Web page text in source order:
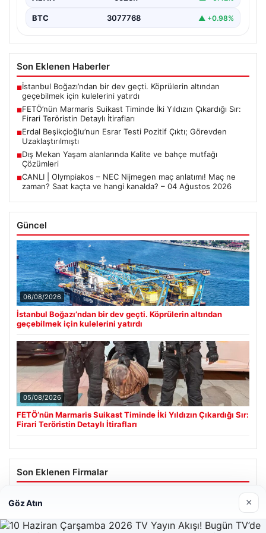
BTC 3077768 ▲ +0.98%
Son Eklenen Haberler
■İstanbul Boğazı’ndan bir dev geçti. Köprülerin altından
geçebilmek için kulelerini yatırdı
■FETÖ’nün Marmaris Suikast Timinde İki Yıldızın Çıkardığı Sır:
Firari Teröristin Detaylı İtirafları
■Erdal Beşikçioğlu’nun Esrar Testi Pozitif Çıktı; Görevden
Uzaklaştırılmıştı
■Dış Mekan Yaşam alanlarında Kalite ve bahçe mutfağı
Çözümleri
■CANLI | Olympiakos – NEC Nijmegen maç anlatımı! Maç ne
zaman? Saat kaçta ve hangi kanalda? – 04 Ağustos 2026
Güncel
06/08/2026
İstanbul Boğazı’ndan bir dev geçti. Köprülerin altından
geçebilmek için kulelerini yatırdı
05/08/2026
FETÖ’nün Marmaris Suikast Timinde İki Yıldızın Çıkardığı Sır:
Firari Teröristin Detaylı İtirafları
Son Eklenen Firmalar
Hastaş Beton
Göz Atın ×